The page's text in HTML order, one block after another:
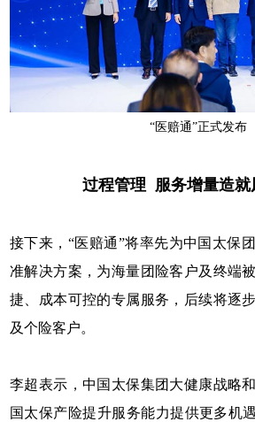
“医赔通”正式发布
过程管理 服务增量造就
接下来，“医赔通”将率先为中国太保
准解决方案，为海量团险客户及终端
捷、成本可控的专属服务，后续将逐
及个险客户。
李超表示，中国太保集团大健康战略
国太保产险提升服务能力提供更多机